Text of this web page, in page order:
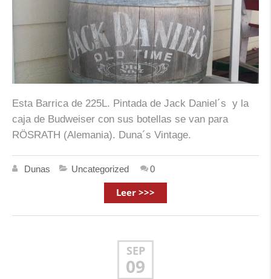
Esta Barrica de 225L. Pintada de Jack Daniel´s y la
caja de Budweiser con sus botellas se van para
RÖSRATH (Alemania). Duna´s Vintage.
Dunas Uncategorized 0
Leer >>>
SEP
09